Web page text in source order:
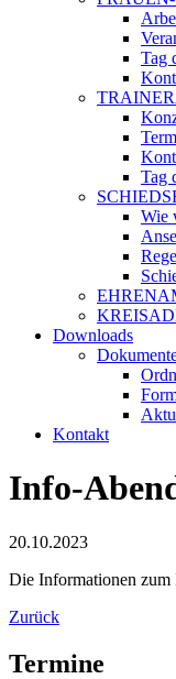
Tag
Tag
Wie
Downloads
Kontakt
Info-
20.10.2023
Die Informationen zum
Zurück
Termine